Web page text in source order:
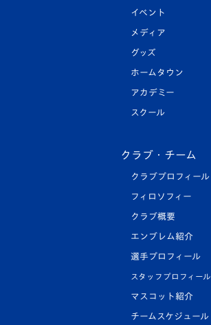
イベント
メディア
グッズ
ホームタウン
アカデミー
スクール
クラブ・チーム
クラブプロフィール
フィロソフィー
クラブ概要
エンブレム紹介
選手プロフィール
スタッフプロフィール
マスコット紹介
チームスケジュール